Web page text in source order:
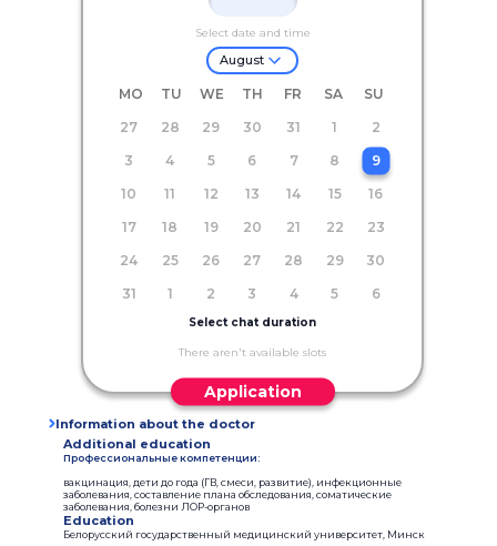
Select date and time
August
MO TU WE TH FR SA
SU
27
28 29 30 31 1
2
3
4 5 6 7 8
9
10
11 12 13 14 15
16
17
18 19 20 21 22
23
24
25 26 27 28 29
30
31
1 2 3 4 5 6
Select chat duration
There aren't available slots
Application
Information about the doctor
Additional education
Профессиональные компетенции:
вакцинация, дети до года (ГВ, смеси, развитие), инфекционные
заболевания, составление плана обследования, соматические
заболевания, болезни ЛОР-органов
Education
Белорусский государственный медицинский университет, Минск